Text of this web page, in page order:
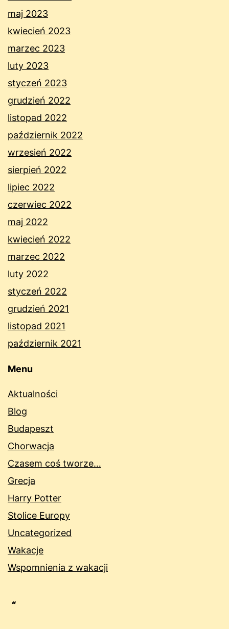
maj 2023
kwiecień 2023
marzec 2023
luty 2023
styczeń 2023
grudzień 2022
listopad 2022
październik 2022
wrzesień 2022
sierpień 2022
lipiec 2022
czerwiec 2022
maj 2022
kwiecień 2022
marzec 2022
luty 2022
styczeń 2022
grudzień 2021
listopad 2021
październik 2021
Menu
Aktualności
Blog
Budapeszt
Chorwacja
Czasem coś tworze…
Grecja
Harry Potter
Stolice Europy
Uncategorized
Wakacje
Wspomnienia z wakacji